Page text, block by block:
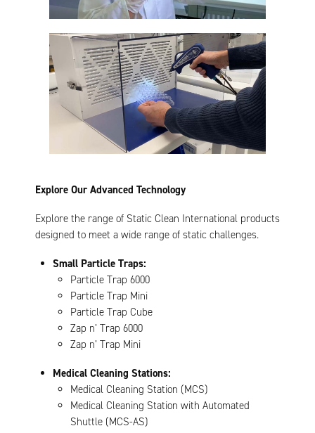
Explore Our Advanced Technology
Explore the range of Static Clean International products
designed to meet a wide range of static challenges.
Small Particle Traps:
Particle Trap 6000
Particle Trap Mini
Particle Trap Cube
Zap n’ Trap 6000
Zap n’ Trap Mini
Medical Cleaning Stations:
Medical Cleaning Station (MCS)
Medical Cleaning Station with Automated
Shuttle (MCS-AS)